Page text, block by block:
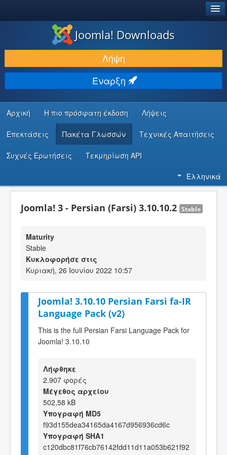
ΛΉΨΕΙΣ & ΕΠΕΚΤΆΣΕΙΣ
ΕΎΡΕΣΗ & ΜΆΘΗΣΗ
ΚΟΙΝΌΤΗΤΑ & ΥΠΟΣΤΉΡΙΞΗ
ΠΌΡΟΙ ΠΡΟΓΡΑΜΜΑΤΙΣΤΏΝ
Joomla! Downloads
Λήψη
Έναρξη
Αρχική Η πιο πρόσφατη έκδοση Λήψεις
Επεκτάσεις Πακέτα Γλωσσών Τεχνικές Απαιτήσεις
Συχνές Ερωτήσεις Τεκμηρίωση API
Ελληνικά
Joomla! 3 - Persian (Farsi) 3.10.10.2 Stable
Maturity
Stable
Κυκλοφορήσε στις
Κυριακή, 26 Ιουνίου 2022 10:57
Joomla! 3.10.10 Persian Farsi fa-IR
Language Pack (v2)
This is the full Persian Farsi Language Pack for
Joomla! 3.10.10
Λήφθηκε
2.907 φορές
Μέγεθος αρχείου
502,58 kB
Υπογραφή MD5
f93d155dea34165da4167d956936cd6c
Υπογραφή SHA1
c120dbc81f76cb76142fdd11d11a053b621f92